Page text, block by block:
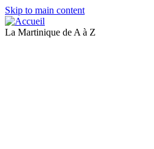
Skip to main content
La Martinique de A à Z